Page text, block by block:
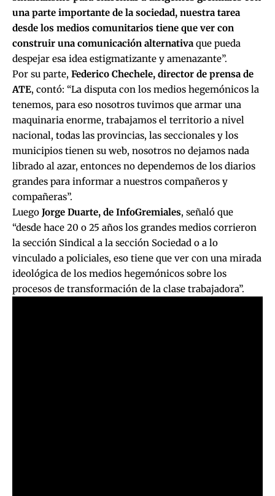
una parte importante de la sociedad, nuestra tarea
desde los medios comunitarios tiene que ver con
construir una comunicación alternativa que pueda
despejar esa idea estigmatizante y amenazante”.
Por su parte, Federico Chechele, director de prensa de
ATE, contó: “La disputa con los medios hegemónicos la
tenemos, para eso nosotros tuvimos que armar una
maquinaria enorme, trabajamos el territorio a nivel
nacional, todas las provincias, las seccionales y los
municipios tienen su web, nosotros no dejamos nada
librado al azar, entonces no dependemos de los diarios
grandes para informar a nuestros compañeros y
compañeras”.
Luego Jorge Duarte, de InfoGremiales, señaló que
“desde hace 20 o 25 años los grandes medios corrieron
la sección Sindical a la sección Sociedad o a lo
vinculado a policiales, eso tiene que ver con una mirada
ideológica de los medios hegemónicos sobre los
procesos de transformación de la clase trabajadora”.